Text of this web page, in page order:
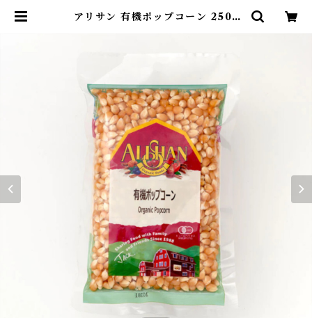
アリサン 有機ポップコーン 250g